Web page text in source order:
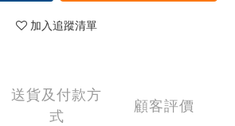
加入追蹤清單
送貨及付款方
式
顧客評價